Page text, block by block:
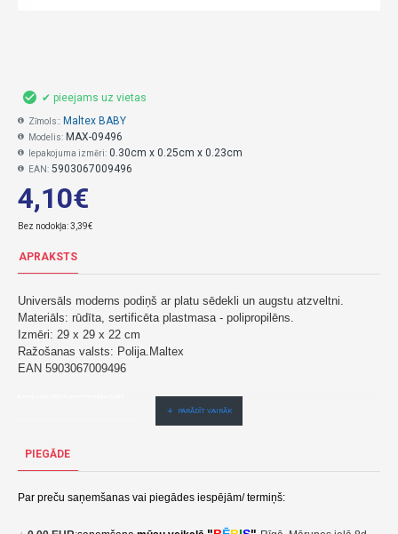
4,10€
Bez nodokļa: 3,39€
✔ pieejams uz vietas
Zīmols:: Maltex BABY
Modelis: MAX-09496
Iepakojuma izmēri: 0.30cm x 0.25cm x 0.23cm
EAN: 5903067009496
APRAKSTS
Universāls moderns podiņš ar platu sēdekli un augstu atzveltni.
Materiāls: rūdīta, sertificēta plastmasa - polipropilēns.
Izmēri: 29 x 29 x 22 cm
Ražošanas valsts: Polija.Maltex
EAN 5903067009496
PIEGĀDE
Par preču saņemšanas vai piegādes iespējām/ termiņš: